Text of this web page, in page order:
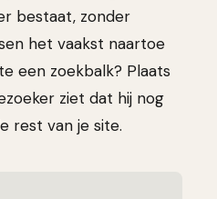
bestaat, zonder
het vaakst naartoe
een zoekbalk? Plaats
ziet dat hij nog
rest van je site.